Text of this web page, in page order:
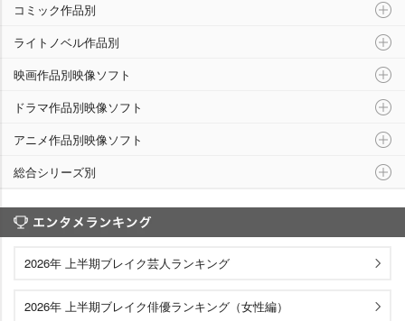
コミック作品別
ライトノベル作品別
映画作品別映像ソフト
ドラマ作品別映像ソフト
アニメ作品別映像ソフト
総合シリーズ別
2026年 上半期ブレイク芸人ランキング
2026年 上半期ブレイク俳優ランキング（女性編）